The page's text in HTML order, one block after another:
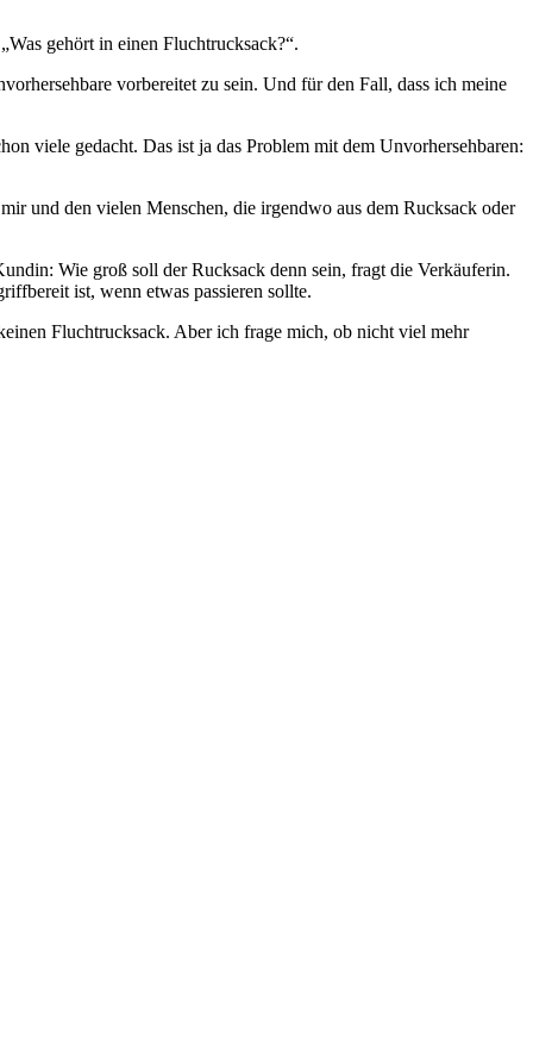
gehört in einen Fluchtrucksack?“.
vorbereitet zu sein. Und für den Fall, dass ich meine
viele gedacht. Das ist ja das Problem mit dem Unvorhersehbaren:
und den vielen Menschen, die irgendwo aus dem Rucksack oder
Wie groß soll der Rucksack denn sein, fragt die Verkäuferin.
ist, wenn etwas passieren sollte.
Fluchtrucksack. Aber ich frage mich, ob nicht viel mehr